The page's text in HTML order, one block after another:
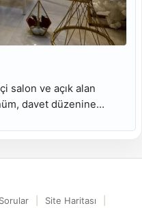
salon ve açık alan
davet düzenine
Site Haritası